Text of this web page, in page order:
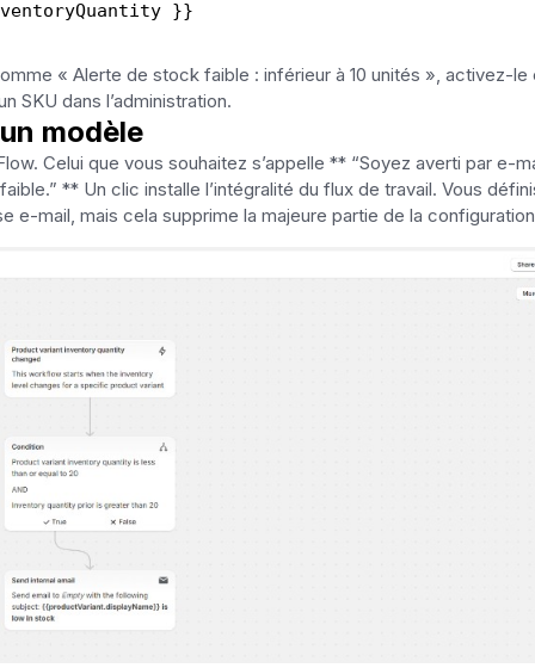
}}
« Alerte de stock faible : inférieur à 10 unités », activez-le
SKU dans l’administration.
modèle
Celui que vous souhaitez s’appelle ** “Soyez averti par e-
** Un clic installe l’intégralité du flux de travail. Vous
e-mail, mais cela supprime la majeure partie de la